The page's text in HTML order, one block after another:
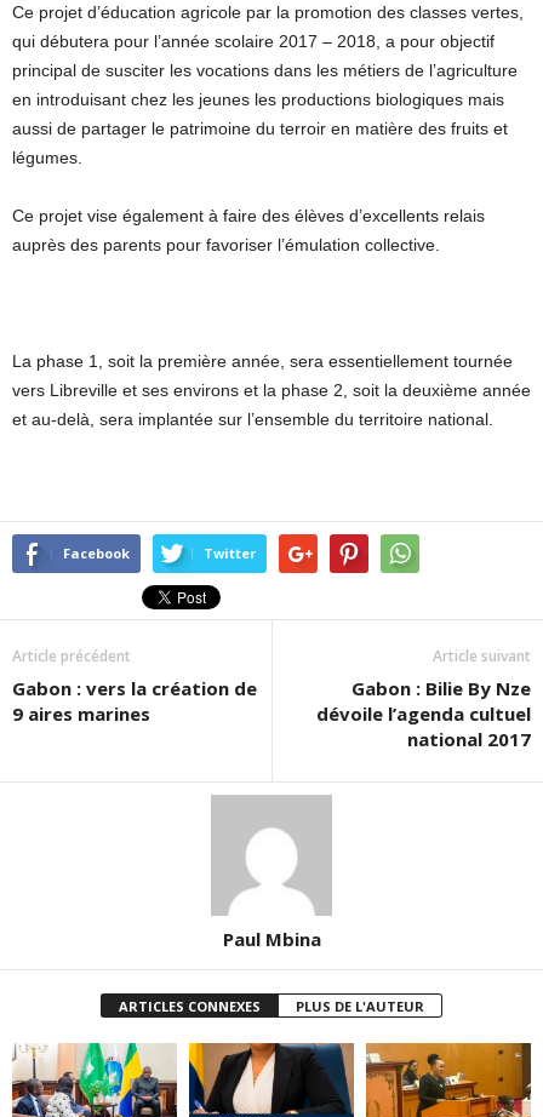
Ce projet d’éducation agricole par la promotion des classes vertes,
qui débutera pour l’année scolaire 2017 – 2018, a pour objectif
principal de susciter les vocations dans les métiers de l’agriculture
en introduisant chez les jeunes les productions biologiques mais
aussi de partager le patrimoine du terroir en matière des fruits et
légumes.
Ce projet vise également à faire des élèves d’excellents relais
auprès des parents pour favoriser l’émulation collective.
La phase 1, soit la première année, sera essentiellement tournée
vers Libreville et ses environs et la phase 2, soit la deuxième année
et au-delà, sera implantée sur l’ensemble du territoire national.
Facebook Twitter
Article précédent
Gabon : vers la création de
9 aires marines
Article suivant
Gabon : Bilie By Nze
dévoile l’agenda cultuel
national 2017
Paul Mbina
ARTICLES CONNEXES PLUS DE L'AUTEUR